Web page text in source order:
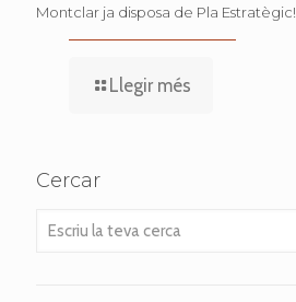
Montclar ja disposa de Pla Estratègic!
Llegir més
Cercar